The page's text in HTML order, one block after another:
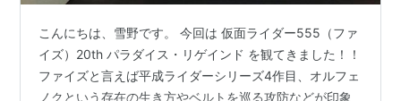
こんにちは、雪野です。 今回は 仮面ライダー555（ファ
イズ）20th パラダイス・リゲインド を観てきました！！
ファイズと言えば平成ライダーシリーズ4作目、オルフェ
ノクという存在の生き方やベルトを巡る攻防などが印象